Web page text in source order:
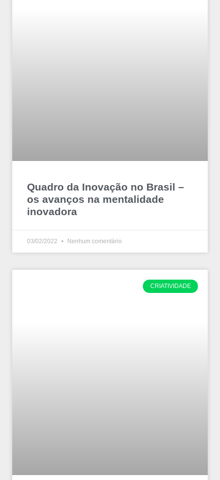
Quadro da Inovação no Brasil –
os avanços na mentalidade
inovadora
03/02/2022 Nenhum comentário
CRIATIVIDADE